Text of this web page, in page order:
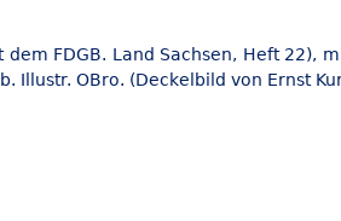
FDGB. Land Sachsen, Heft 22),
Illustr. OBro. (Deckelbild von Ernst